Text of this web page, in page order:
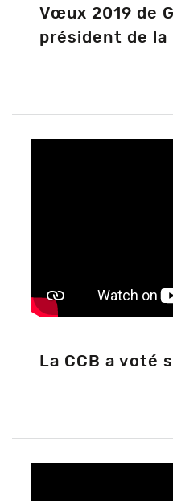
Vœux 2019 de
président de la
La CCB a voté